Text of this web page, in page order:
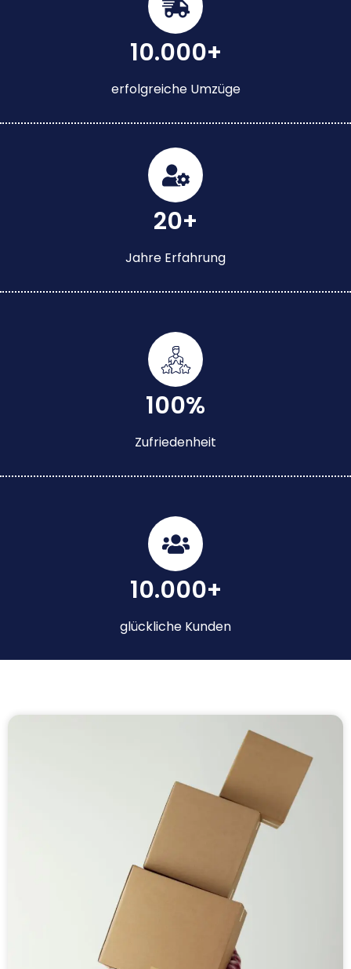
10.000+
erfolgreiche Umzüge
20+
Jahre Erfahrung
100%
Zufriedenheit
10.000+
glückliche Kunden